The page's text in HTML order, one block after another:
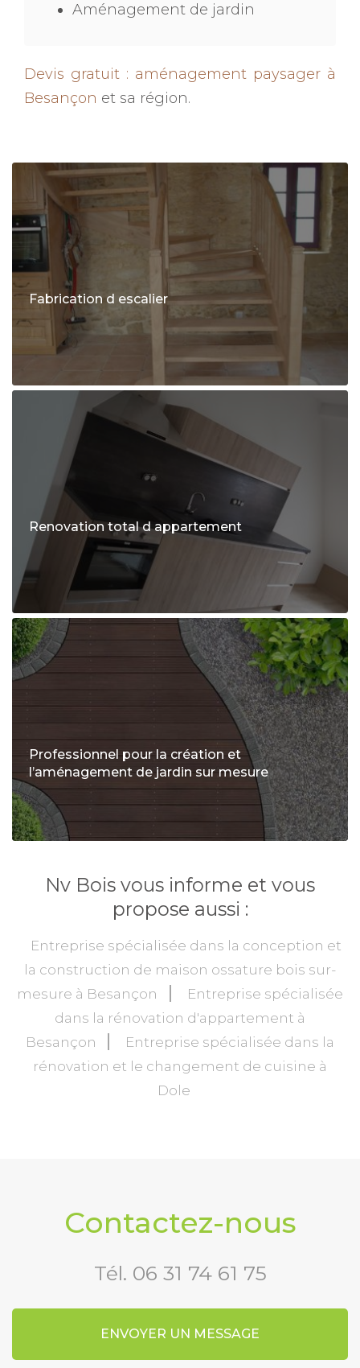
Aménagement de jardin
Devis gratuit : aménagement paysager à
Besançon et sa région.
Fabrication d escalier
Renovation total d appartement
Professionnel pour la création et
l’aménagement de jardin sur mesure
Nv Bois vous informe et vous
propose aussi :
Entreprise spécialisée dans la conception et
la construction de maison ossature bois sur-
mesure à Besançon
Entreprise spécialisée
dans la rénovation d'appartement à
Besançon
Entreprise spécialisée dans la
rénovation et le changement de cuisine à
Dole
Contactez-nous
Tél. 06 31 74 61 75
ENVOYER UN MESSAGE